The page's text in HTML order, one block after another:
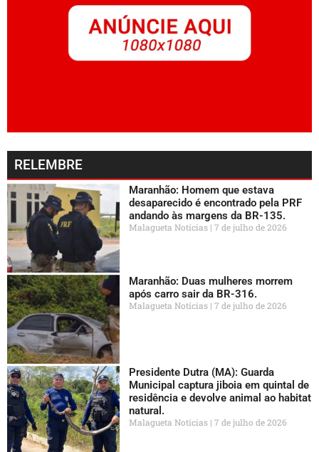
RELEMBRE
Maranhão: Homem que estava
desaparecido é encontrado pela PRF
andando às margens da BR-135.
Malagueta Notícias 7 de julho de 2026
Maranhão: Duas mulheres morrem
após carro sair da BR-316.
Malagueta Notícias 7 de julho de 2026
Presidente Dutra (MA): Guarda
Municipal captura jiboia em quintal de
residência e devolve animal ao habitat
natural.
Malagueta Notícias 7 de julho de 2026